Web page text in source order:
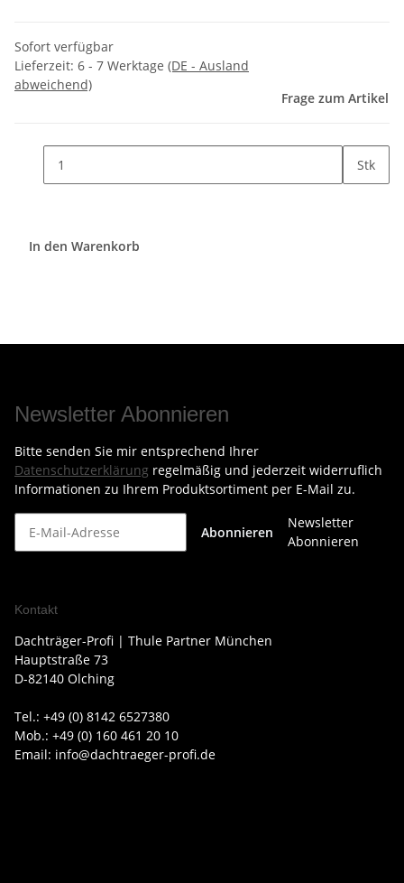
Sofort verfügbar
Lieferzeit: 6 - 7 Werktage (DE - Ausland
abweichend)
Frage zum Artikel
Stk
In den Warenkorb
Newsletter Abonnieren
Bitte senden Sie mir entsprechend Ihrer
Datenschutzerklärung regelmäßig und jederzeit widerruflich
Informationen zu Ihrem Produktsortiment per E-Mail zu.
Abonnieren
Newsletter
Abonnieren
Kontakt
Dachträger-Profi | Thule Partner München
Hauptstraße 73
D-82140 Olching
Tel.: +49 (0) 8142 6527380
Mob.: +49 (0) 160 461 20 10
Email: info@dachtraeger-profi.de